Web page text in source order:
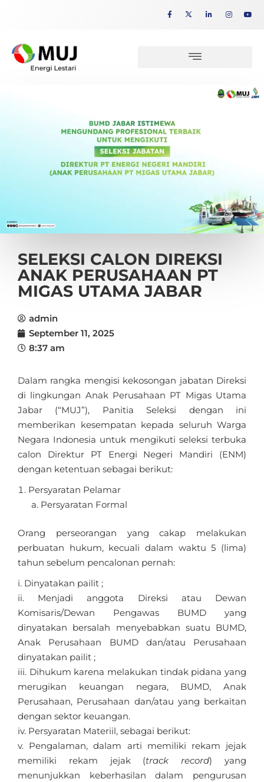
SELEKSI CALON DIREKSI
ANAK PERUSAHAAN PT
MIGAS UTAMA JABAR
admin
September 11, 2025
8:37 am
Dalam rangka mengisi kekosongan jabatan Direksi
di lingkungan Anak Perusahaan PT Migas Utama
Jabar (“MUJ”), Panitia Seleksi dengan ini
memberikan kesempatan kepada seluruh Warga
Negara Indonesia untuk mengikuti seleksi terbuka
calon Direktur PT Energi Negeri Mandiri (ENM)
dengan ketentuan sebagai berikut:
Persyaratan Pelamar
Persyaratan Formal
Orang perseorangan yang cakap melakukan
perbuatan hukum, kecuali dalam waktu 5 (lima)
tahun sebelum pencalonan pernah:
Dinyatakan pailit ;
Menjadi anggota Direksi atau Dewan
Komisaris/Dewan Pengawas BUMD yang
dinyatakan bersalah menyebabkan suatu BUMD,
Anak Perusahaan BUMD dan/atau Perusahaan
dinyatakan pailit ;
Dihukum karena melakukan tindak pidana yang
merugikan keuangan negara, BUMD, Anak
Perusahaan, Perusahaan dan/atau yang berkaitan
dengan sektor keuangan.
Persyaratan Materiil, sebagai berikut:
Pengalaman, dalam arti memiliki rekam jejak
memiliki rekam jejak (track record) yang
menunjukkan keberhasilan dalam pengurusan